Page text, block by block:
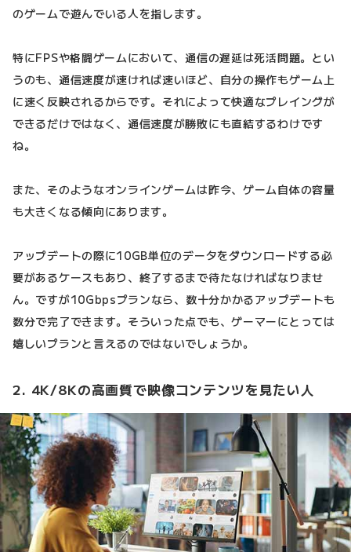
のゲームで遊んでいる人を指します。
特にFPSや格闘ゲームにおいて、通信の遅延は死活問題。とい
うのも、通信速度が速ければ速いほど、自分の操作もゲーム上
に速く反映されるからです。それによって快適なプレイングが
できるだけではなく、通信速度が勝敗にも直結するわけです
ね。
また、そのようなオンラインゲームは昨今、ゲーム自体の容量
も大きくなる傾向にあります。
アップデートの際に10GB単位のデータをダウンロードする必
要があるケースもあり、終了するまで待たなければなりませ
ん。ですが10Gbpsプランなら、数十分かかるアップデートも
数分で完了できます。そういった点でも、ゲーマーにとっては
嬉しいプランと言えるのではないでしょうか。
2. 4K/8Kの高画質で映像コンテンツを見たい人